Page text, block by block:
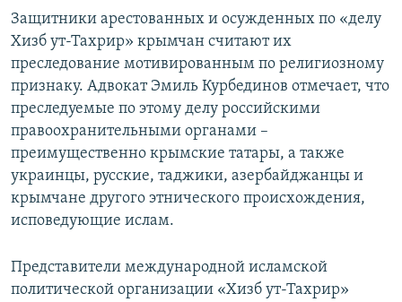
Защитники арестованных и осужденных по «делу
Хизб ут-Тахрир» крымчан считают их
преследование мотивированным по религиозному
признаку. Адвокат Эмиль Курбединов отмечает, что
преследуемые по этому делу российскими
правоохранительными органами –
преимущественно крымские татары, а также
украинцы, русские, таджики, азербайджанцы и
крымчане другого этнического происхождения,
исповедующие ислам.
Представители международной исламской
политической организации «Хизб ут-Тахрир»